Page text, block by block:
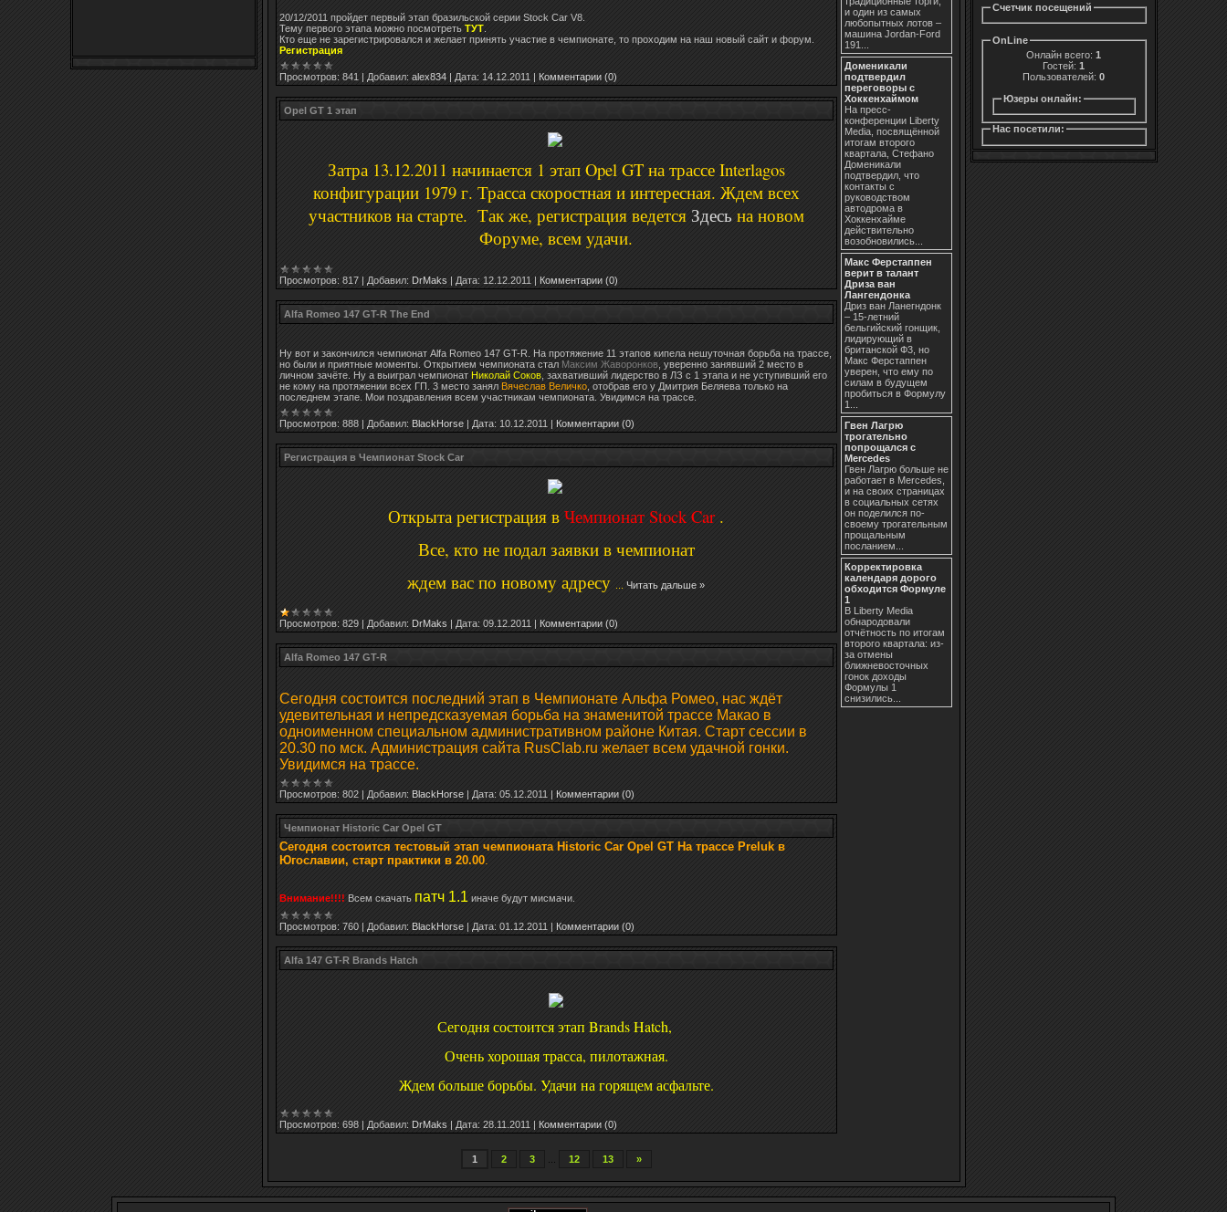
20/12/2011 пройдет первый этап бразильской серии Stock Car V8.
Тему первого этапа можно посмотреть ТУТ.
Кто еще не зарегистрировался и желает принять участие в чемпионате, то проходим на наш новый сайт и форум.
Регистрация
Просмотров: 841 | Добавил: alex834 | Дата: 14.12.2011 | Комментарии (0)
Opel GT 1 этап
Затра 13.12.2011 начинается 1 этап Opel GT на трассе Interlagos
конфигурации 1979 г. Трасса скоростная и интересная. Ждем всех
участников на старте. Так же, регистрация ведется Здесь на новом
Форуме, всем удачи.
Просмотров: 817 | Добавил: DrMaks | Дата: 12.12.2011 | Комментарии (0)
Alfa Romeo 147 GT-R The End
Ну вот и закончился чемпионат Alfa Romeo 147 GT-R. На протяжение 11 этапов кипела нешуточная борьба на трассе,
но были и приятные моменты. Открытием чемпионата стал Максим Жаворонков, уверенно занявший 2 место в
личном зачёте. Ну а выиграл чемпионат Николай Соков, захвативший лидерство в ЛЗ с 1 этапа и не уступивший его
не кому на протяжении всех ГП. 3 место занял Вячеслав Величко, отобрав его у Дмитрия Беляева только на
последнем этапе. Мои поздравления всем участникам чемпионата. Увидимся на трассе.
Просмотров: 888 | Добавил: BlackHorse | Дата: 10.12.2011 | Комментарии (0)
Регистрация в Чемпионат Stock Car
Открыта регистрация в Чемпионат Stock Car.
Все, кто не подал заявки в чемпионат
ждем вас по новому адресу
Читать дальше »
Просмотров: 829 Добавил: DrMaks Дата: 09.12.2011 Комментарии (0)
Alfa Romeo 147 GT-R
Сегодня состоится последний этап в Чемпионате Альфа Ромео, нас ждёт
удевительная и непредсказуемая борьба на знаменитой трассе Макао в
одноименном специальном административном районе Китая. Старт сессии в
20.30 по мск. Администрация сайта RusClab.ru желает всем удачной гонки.
Увидимся на трассе.
Просмотров: 802 | Добавил: BlackHorse | Дата: 05.12.2011 | Комментарии (0)
Чемпионат Historic Car Opel GT
Сегодня состоится тестовый этап чемпионата Historic Car Opel GT На трассе Preluk в
Югославии, старт практики в 20.00.
Внимание!!!! Всем скачать патч 1.1 иначе будут мисмачи.
Просмотров: 760 | Добавил: BlackHorse | Дата: 01.12.2011 | Комментарии (0)
Alfa 147 GT-R Brands Hatch
Сегодня состоится этап Brands Hatch,
Очень хорошая трасса, пилотажная.
Ждем больше борьбы. Удачи на горящем асфальте.
Просмотров: 698 Добавил: DrMaks Дата: 28.11.2011 Комментарии (0)
1 2 3 12 13 »
и один из самых
любопытных лотов –
машина Jordan-Ford
191...
Доменикали
подтвердил
переговоры с
Хоккенхаймом
На пресс-
конференции Liberty
Media, посвящённой
итогам второго
квартала, Стефано
Доменикали
подтвердил, что
контакты с
руководством
автодрома в
Хоккенхайме
действительно
возобновились...
Макс Ферстаппен
верит в талант
Дриза ван
Лангендонка
Дриз ван Ланегндонк
– 15-летний
бельгийский гонщик,
лидирующий в
британской Ф3, но
Макс Ферстаппен
уверен, что ему по
силам в будущем
пробиться в Формулу
1...
Гвен Лагрю
трогательно
попрощался с
Mercedes
Гвен Лагрю больше не
работает в Mercedes,
и на своих страницах
в социальных сетях
он поделился по-
своему трогательным
прощальным
посланием...
Корректировка
календаря дорого
обходится Формуле
1
В Liberty Media
обнародовали
отчётность по итогам
второго квартала: из-
за отмены
ближневосточных
гонок доходы
Формулы 1
снизились...
Счетчик посещений
OnLine
Онлайн всего: 1
Гостей: 1
Пользователей: 0
Юзеры онлайн:
Нас посетили: